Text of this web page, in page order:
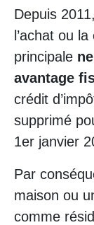
Depuis
l’achat ou
principale
avantage
crédit
supprimé
1er janvier
Par
maison ou
comme